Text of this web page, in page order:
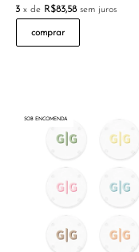
3 x de R$83,58 sem juros
comprar
SOB ENCOMENDA